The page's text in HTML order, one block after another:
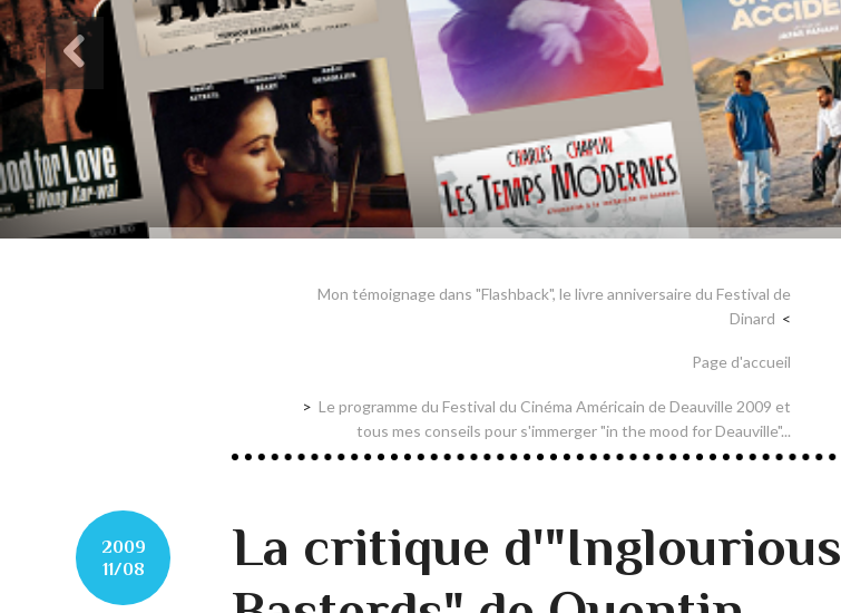
Mon témoignage dans "Flashback", le livre anniversaire du Festival de
Dinard
Page d'accueil
Le programme du Festival du Cinéma Américain de Deauville 2009 et
tous mes conseils pour s'immerger "in the mood for Deauville"...
2009
11/08
La critique d'"Inglourious